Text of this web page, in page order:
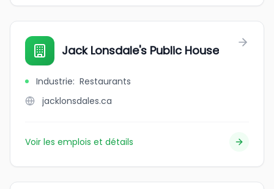
Jack Lonsdale's Public House
Industrie: Restaurants
jacklonsdales.ca
Voir les emplois et détails